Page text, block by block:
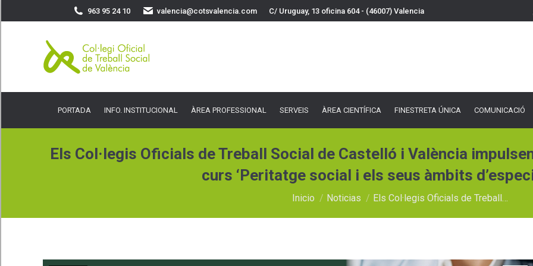
963 95 24 10 valencia@cotsvalencia.com C/ Uruguay, 13 oficina 604 - (46007) Valencia
PORTADA INFO. INSTITUCIONAL ÀREA PROFESSIONAL SERVEIS ÀREA CIENTÍFICA FINESTRETA ÚNICA COMUNICACIÓ
Els Col·legis Oficials de Treball Social de Castelló i València
curs ‘Peritatge social i els seus àmbits
Estás aquí:
Inicio Noticias Els Col·legis Oficials de Treball…
ÀREA PROFESSIONAL ÀREA CIENTÍFICA FINESTRETA ÚNICA